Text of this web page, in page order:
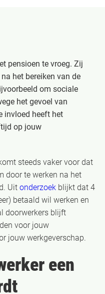
pensioen te vroeg. Zij
het bereiken van de
om sociale
het gevoel van
invloed heeft het
op jouw
steeds vaker voor dat
door te werken na het
Uit onderzoek blijkt dat 4
betaald wil werken en
doorwerkers blijft
voor jouw
jouw werkgeverschap.
een